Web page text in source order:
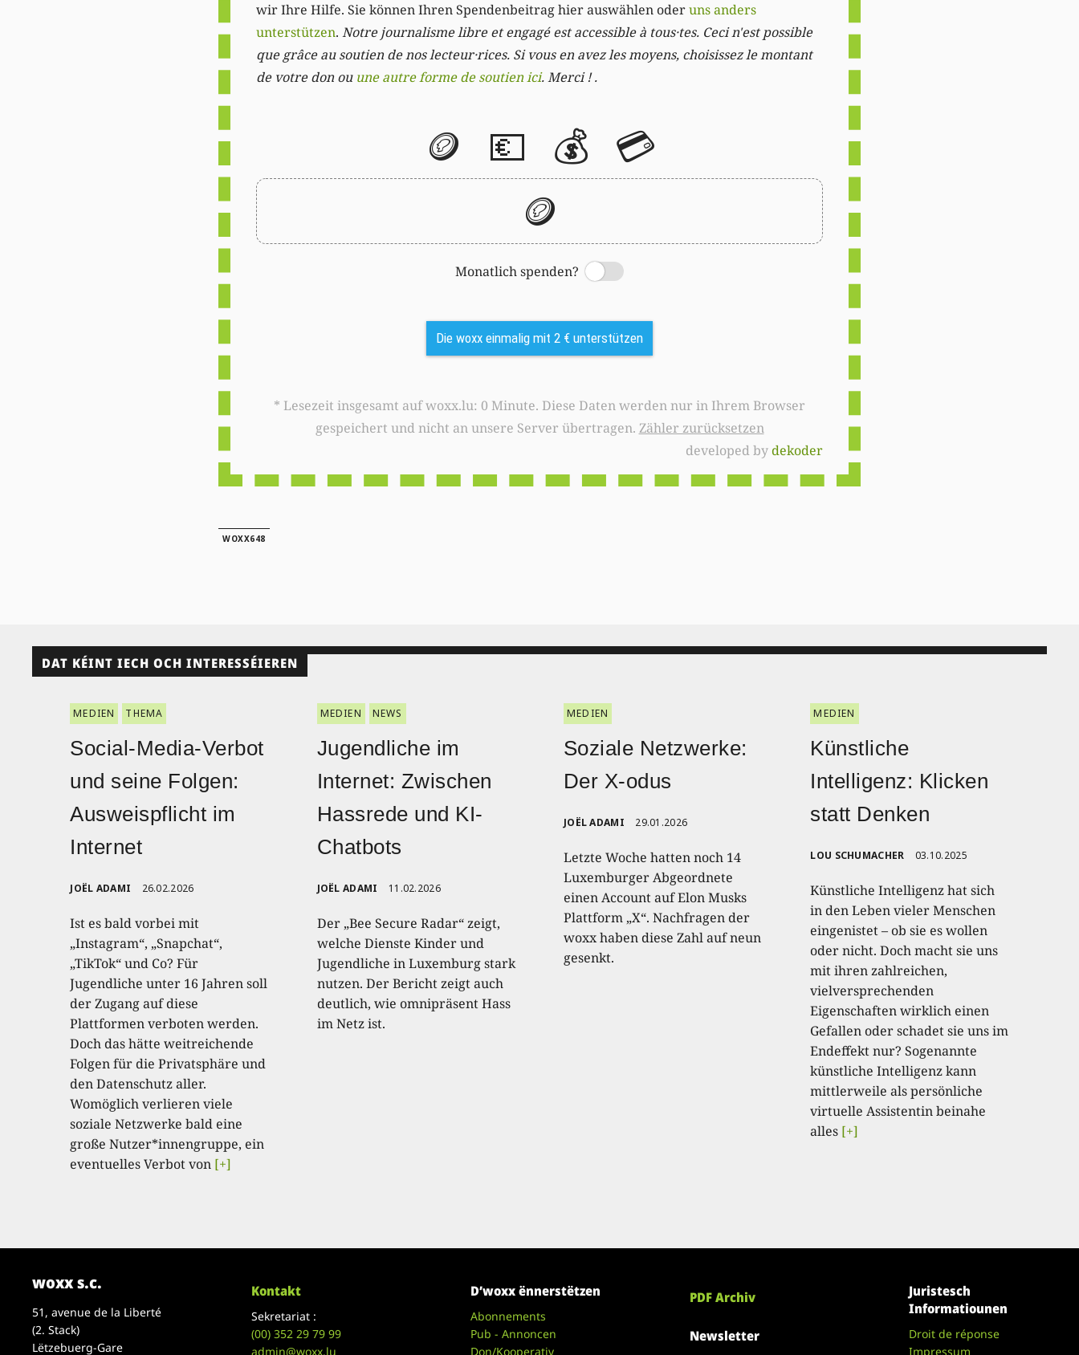
wir Ihre Hilfe. Sie können Ihren Spendenbeitrag hier auswählen oderuns anders
unterstützen. Notre journalisme libre et engagé est accessible à tous·tes. Ceci n'est possible
que grâce au soutien de nos lecteur·rices. Si vous en avez les moyens, choisissez le montant
de votre don ou une autre forme de soutien ici. Merci ! .
🪙 💶 💰 💳
🪙
Monatlich spenden?
Switch
Die woxx einmalig mit 2 € unterstützen
* Lesezeit insgesamt auf woxx.lu: 0 Minute. Diese Daten werden nur in Ihrem Browser
gespeichert und nicht an unsere Server übertragen. Zähler zurücksetzen
developed bydekoder
WOXX648
DAT KÉINT IECH OCH INTERESSÉIEREN
MEDIEN THEMA
Social-Media-Verbot
und seine Folgen:
Ausweispflicht im
Internet
JOËL ADAMI 26.02.2026
Ist es bald vorbei mit
„Instagram“, „Snapchat“,
„TikTok“ und Co? Für
Jugendliche unter 16 Jahren soll
der Zugang auf diese
Plattformen verboten werden.
Doch das hätte weitreichende
Folgen für die Privatsphäre und
den Datenschutz aller.
Womöglich verlieren viele
soziale Netzwerke bald eine
große Nutzer*innengruppe, ein
eventuelles Verbot von [+]
MEDIEN NEWS
Jugendliche im
Internet: Zwischen
Hassrede und KI-
Chatbots
JOËL ADAMI 11.02.2026
Der „Bee Secure Radar“ zeigt,
welche Dienste Kinder und
Jugendliche in Luxemburg stark
nutzen. Der Bericht zeigt auch
deutlich, wie omnipräsent Hass
im Netz ist.
MEDIEN
Soziale Netzwerke:
Der X-odus
JOËL ADAMI 29.01.2026
Letzte Woche hatten noch 14
Luxemburger Abgeordnete
einen Account auf Elon Musks
Plattform „X“. Nachfragen der
woxx haben diese Zahl auf neun
gesenkt.
MEDIEN
Künstliche
Intelligenz: Klicken
statt Denken
LOU SCHUMACHER 03.10.2025
Künstliche Intelligenz hat sich
in den Leben vieler Menschen
eingenistet – ob sie es wollen
oder nicht. Doch macht sie uns
mit ihren zahlreichen,
vielversprechenden
Eigenschaften wirklich einen
Gefallen oder schadet sie uns im
Endeffekt nur? Sogenannte
künstliche Intelligenz kann
mittlerweile als persönliche
virtuelle Assistentin beinahe
alles [+]
woxx s.c.
51, avenue de la Liberté
(2. Stack)
Lëtzebuerg-Gare
Kontakt
Sekretariat :
(00)352 29 79 99
admin@woxx.lu
D’woxx ënnerstëtzen
Abonnements
Pub - Annoncen
Don/Kooperativ
PDF Archiv
Newsletter
Juristesch
Informatiounen
Droit de réponse
Impressum